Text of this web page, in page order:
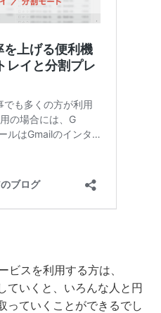
スを利用する方は、
いくと、いろんな人と円
っていくことができるでし